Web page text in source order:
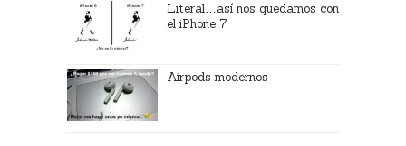
Literal…así nos quedamos con
el iPhone 7
Airpods modernos